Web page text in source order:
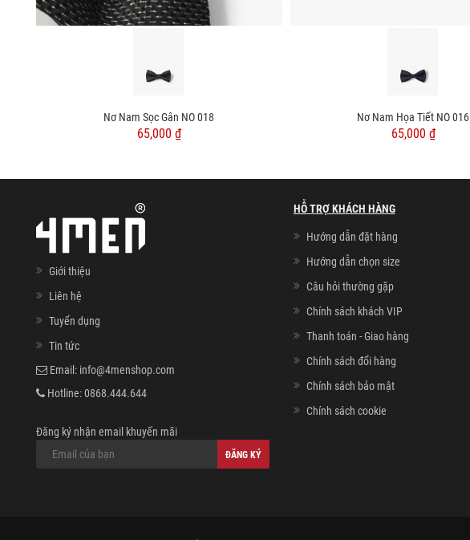
Nơ Nam Sọc Gân NO 018
65,000 ₫
Nơ Nam Họa Tiết NO 016
65,000 ₫
Giới thiệu
Liên hệ
Tuyển dụng
Tin tức
Email: info@4menshop.com
Hotline:0868.444.644
Đăng ký nhận email khuyến mãi
ĐĂNG KÝ
HỖ TRỢ KHÁCH HÀNG
Hướng dẫn đặt hàng
Hướng dẫn chọn size
Câu hỏi thường gặp
Chính sách khách VIP
Thanh toán - Giao hàng
Chính sách đổi hàng
Chính sách bảo mật
Chính sách cookie